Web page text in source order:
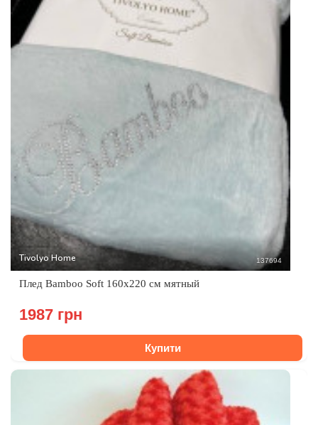
Tivolyo Home 137694
Плед Bamboo Soft 160x220 см мятный
1987 грн
Купити